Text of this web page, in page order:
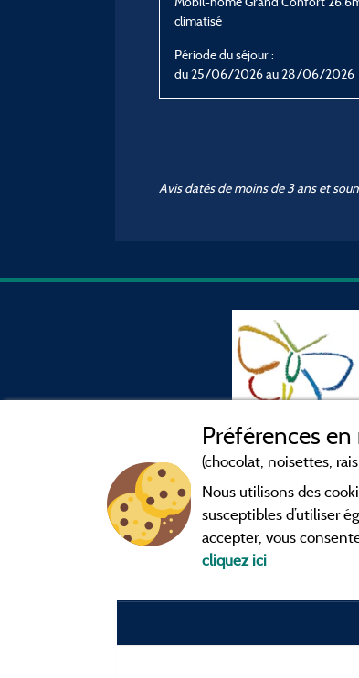
climatisé
Période du séjour :
du 25/06/2026 au 28/06/2026
Avis datés de moins de 3 ans et
Préférences
(chocolat, noisettes,
Nous utilisons des
susceptibles d’utiliser
accepter, vous
cliquez ici